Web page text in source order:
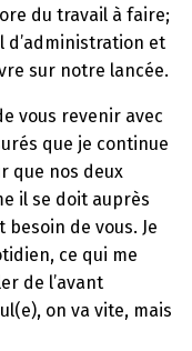
du travail à faire;
d’administration et
sur notre lancée.
vous revenir avec
que je continue
que nos deux
il se doit auprès
de vous. Je
ce qui me
de l’avant
on va vite, mais